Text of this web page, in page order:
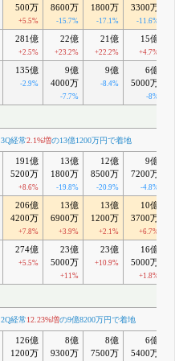
500万
+5.5%
8600万
-15.7%
1800万
-17.1%
3300万
-11.6%
281億
+2.5%
22億
+23.2%
21億
+22.2%
15億
+4.7%
135億
-2.9%
9億
4000万
-7.7%
9億
-8.4%
6億
5000万
-8%
3Q経常2.1%増の13億1200万円で着地
191億
5200万
+8.6%
13億
1800万
-19.8%
12億
8500万
-20.9%
9億
7200万
-4.8%
206億
4200万
+7.8%
13億
6900万
+3.9%
13億
1200万
+2.1%
10億
3700万
+6.7%
274億
+5.5%
23億
5000万
+11%
23億
+10.9%
16億
5000万
+1.8%
2Q経常12.23%増の9億8200万円で着地
126億
1200万
8億
9300万
8億
7500万
6億
5400万